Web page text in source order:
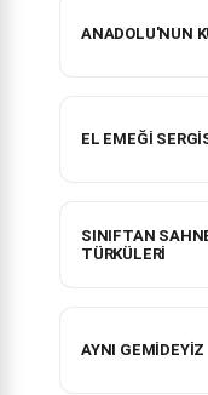
ANADOLU'NUN
EL EMEĞİ
SINIFTAN
TÜRKÜLERİ
AYNI GEMİDEYİZ